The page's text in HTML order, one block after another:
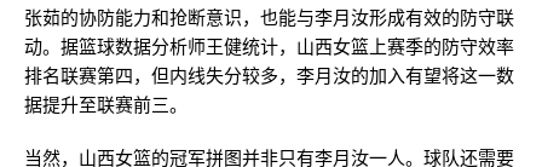
张茹的协防能力和抢断意识，也能与李月汝形成有效的防守联
动。据篮球数据分析师王健统计，山西女篮上赛季的防守效率
排名联赛第四，但内线失分较多，李月汝的加入有望将这一数
据提升至联赛前三。
当然，山西女篮的冠军拼图并非只有李月汝一人。球队还需要